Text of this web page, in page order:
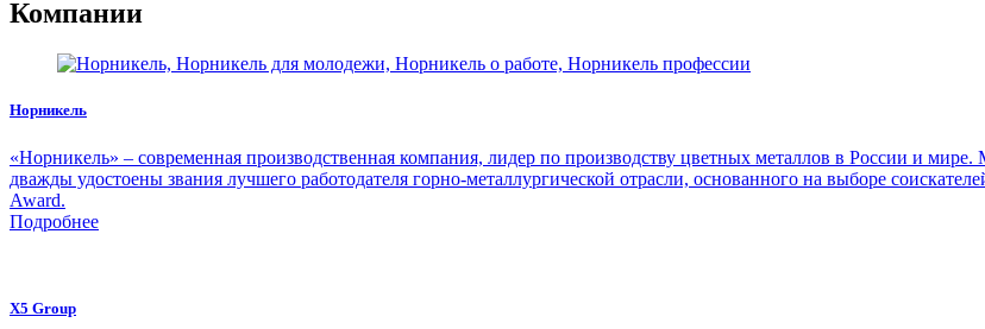
Компании
Норникель
«Норникель» – современная производственная компания, лидер по производству цветных металлов в России и
дважды удостоены звания лучшего работодателя горно-металлургической отрасли, основанного на выборе
Award.
Подробнее
X5 Group